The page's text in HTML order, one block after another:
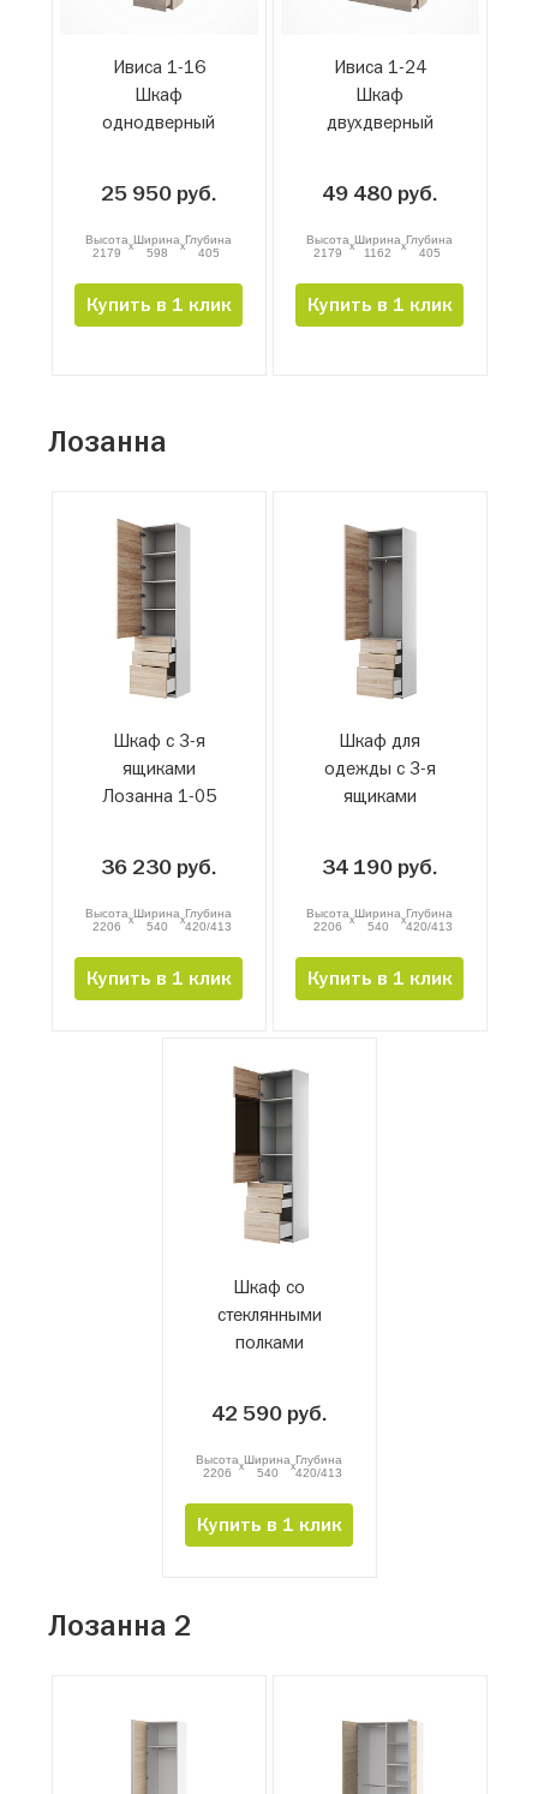
Ивиса 1-16
Шкаф
однодверный
25 950 руб.
Высота
2179
xШирина
598
xГлубина
405
Купить в 1 клик
Ивиса 1-24
Шкаф
двухдверный
49 480 руб.
Высота
2179
xШирина
1162
xГлубина
405
Купить в 1 клик
Лозанна
Шкаф с 3-я
ящиками
Лозанна 1-05
36 230 руб.
Высота
2206
xШирина
540
xГлубина
420/413
Купить в 1 клик
Шкаф для
одежды с 3-я
ящиками
34 190 руб.
Высота
2206
xШирина
540
xГлубина
420/413
Купить в 1 клик
Шкаф со
стеклянными
полками
42 590 руб.
Высота
2206
xШирина
540
xГлубина
420/413
Купить в 1 клик
Лозанна 2